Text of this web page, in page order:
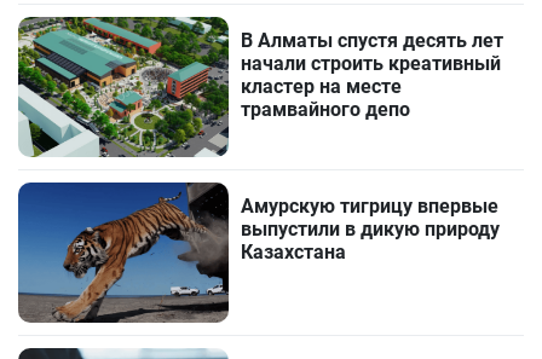
В Алматы спустя десять лет
начали строить креативный
кластер на месте
трамвайного депо
Амурскую тигрицу впервые
выпустили в дикую природу
Казахстана